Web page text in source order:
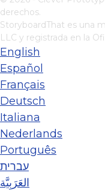
derechos.
StoryboardThat es una
LLC y registrada en la
English
Español
Français
Deutsch
Italiana
Nederlands
Português
עברית
العَرَبِيَّة